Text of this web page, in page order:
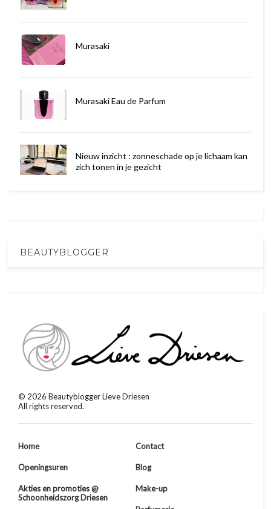
Murasaki
Murasaki Eau de Parfum
Nieuw inzicht : zonneschade op je lichaam kan
zich tonen in je gezicht
BEAUTYBLOGGER
© 2026 Beautyblogger Lieve Driesen
All rights reserved.
Home Contact
Openingsuren Blog
Akties en promoties @
Schoonheidszorg Driesen
Make-up